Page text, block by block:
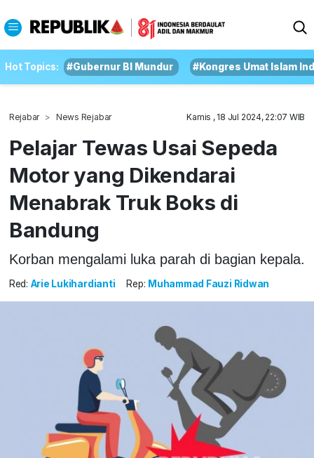
Hot Topics: #Gubernur BI Mundur #Kongres Umat Islam
Rejabar News Rejabar Kamis , 18 Jul 2024, 22:07 WIB
Pelajar Tewas Usai Sepeda
Motor yang Dikendarai
Menabrak Truk Boks di
Bandung
Korban mengalami luka parah di bagian kepala.
Red: Arie Lukihardianti Rep: Muhammad Fauzi Ridwan